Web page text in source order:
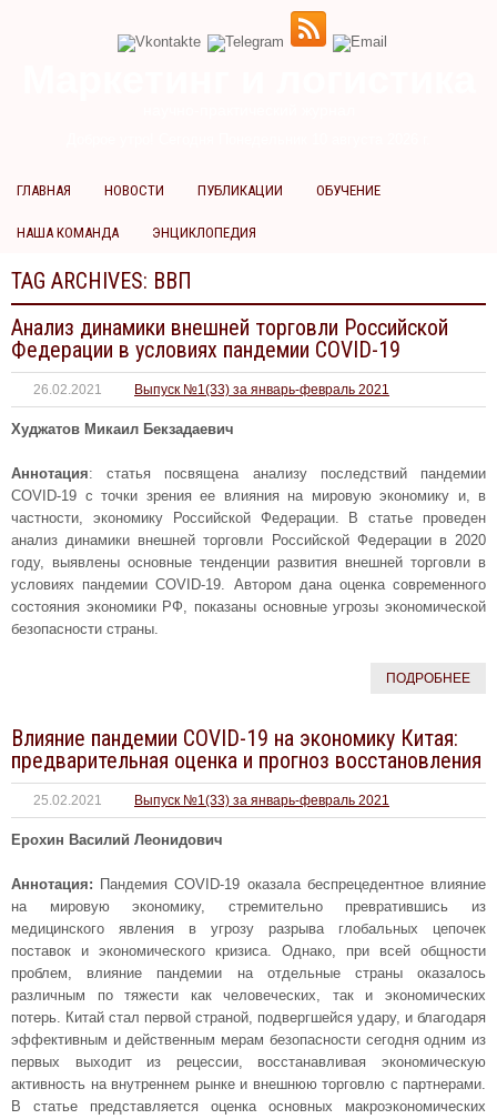
ГЛАВНАЯ НОВОСТИ ПУБЛИКАЦИИ ОБУЧЕНИЕ
НАША КОМАНДА ЭНЦИКЛОПЕДИЯ
TAG ARCHIVES: ВВП
Анализ динамики внешней торговли Российской
Федерации в условиях пандемии COVID-19
26.02.2021 Выпуск №1(33) за январь-февраль 2021
Худжатов Микаил Бекзадаевич
Аннотация: статья посвящена анализу последствий пандемии
COVID-19 с точки зрения ее влияния на мировую экономику и, в
частности, экономику Российской Федерации. В статье проведен
анализ динамики внешней торговли Российской Федерации в 2020
году, выявлены основные тенденции развития внешней торговли в
условиях пандемии COVID-19. Автором дана оценка современного
состояния экономики РФ, показаны основные угрозы экономической
безопасности страны.
ПОДРОБНЕЕ
Влияние пандемии COVID-19 на экономику Китая:
предварительная оценка и прогноз восстановления
25.02.2021 Выпуск №1(33) за январь-февраль 2021
Ерохин Василий Леонидович
Аннотация: Пандемия COVID-19 оказала беспрецедентное влияние
на мировую экономику, стремительно превратившись из
медицинского явления в угрозу разрыва глобальных цепочек
поставок и экономического кризиса. Однако, при всей общности
проблем, влияние пандемии на отдельные страны оказалось
различным по тяжести как человеческих, так и экономических
потерь. Китай стал первой страной, подвергшейся удару, и благодаря
эффективным и действенным мерам безопасности сегодня одним из
первых выходит из рецессии, восстанавливая экономическую
активность на внутреннем рынке и внешнюю торговлю с партнерами.
В статье представляется оценка основных макроэкономических